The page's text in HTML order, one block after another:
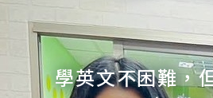
學英文不困難，